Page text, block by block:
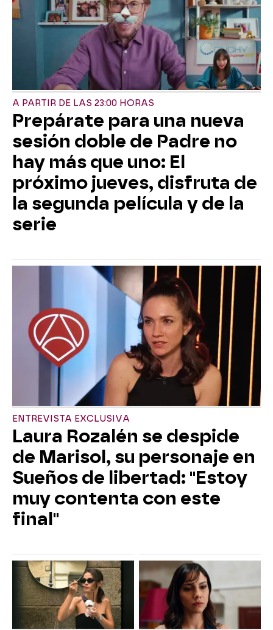
A PARTIR DE LAS 23:00 HORAS
Prepárate para una nueva
sesión doble de Padre no
hay más que uno: El
próximo jueves, disfruta de
la segunda película y de la
serie
ENTREVISTA EXCLUSIVA
Laura Rozalén se despide
de Marisol, su personaje en
Sueños de libertad: "Estoy
muy contenta con este
final"